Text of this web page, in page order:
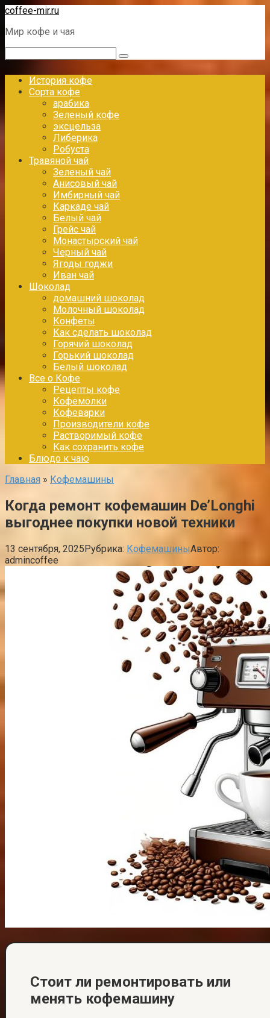
Перейти
контенту
coffee-mir.ru
Мир кофе и чая
История кофе
Сорта кофе
арабика
Зеленый кофе
эксцельза
Либерика
Робуста
Травяной чай
Зеленый чай
Анисовый чай
Имбирный чай
Каркаде чай
Белый чай
Грейс чай
Монастырский чай
Черный чай
Ягоды годжи
Иван чай
Шоколад
домашний шоколад
Молочный шоколад
Конфеты
Как сделать шоколад
Горячий шоколад
Горький шоколад
Белый шоколад
Все о Кофе
Рецепты кофе
Кофемолки
Кофеварки
Производители кофе
Растворимый кофе
Как сохранить кофе
Блюдо к чаю
Главная » Кофемашины
Когда ремонт кофемашин De’Longhi
выгоднее покупки новой техники
13 сентября, 2025Рубрика: КофемашиныАвтор:
admincoffee
Стоит ли ремонтировать или
менять кофемашину